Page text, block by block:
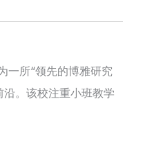
一所“领先的博雅研究
。该校注重小班教学